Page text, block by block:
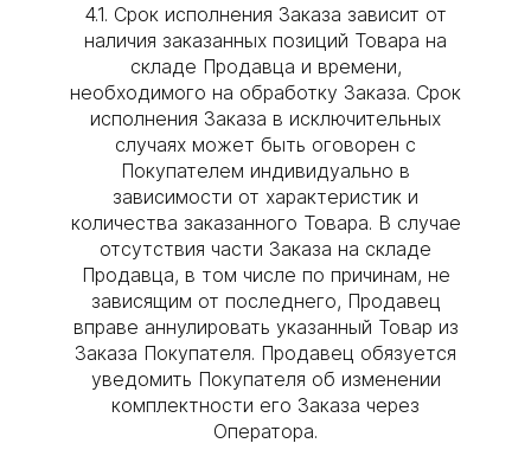
4.1. Срок исполнения Заказа зависит от
наличия заказанных позиций Товара на
складе Продавца и времени,
необходимого на обработку Заказа. Срок
исполнения Заказа в исключительных
случаях может быть оговорен с
Покупателем индивидуально в
зависимости от характеристик и
количества заказанного Товара. В случае
отсутствия части Заказа на складе
Продавца, в том числе по причинам, не
зависящим от последнего, Продавец
вправе аннулировать указанный Товар из
Заказа Покупателя. Продавец обязуется
уведомить Покупателя об изменении
комплектности его Заказа через
Оператора.